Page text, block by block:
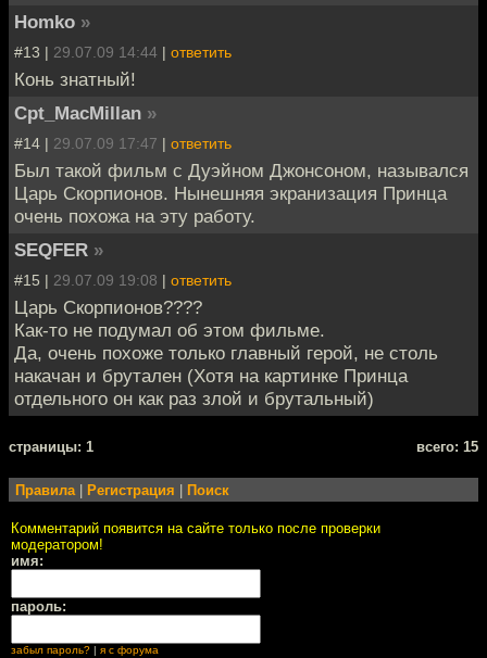
Homko »
#13 | 29.07.09 14:44 | ответить
Конь знатный!
Cpt_MacMillan »
#14 | 29.07.09 17:47 | ответить
Был такой фильм с Дуэйном Джонсоном, назывался
Царь Скорпионов. Нынешняя экранизация Принца
очень похожа на эту работу.
SEQFER »
#15 | 29.07.09 19:08 | ответить
Царь Скорпионов????
Как-то не подумал об этом фильме.
Да, очень похоже только главный герой, не столь
накачан и брутален (Хотя на картинке Принца
отдельного он как раз злой и брутальный)
cтраницы: 1 всего: 15
Правила | Регистрация | Поиск
Комментарий появится на сайте только после проверки
модератором!
имя:
пароль:
забыл пароль? | я с форума